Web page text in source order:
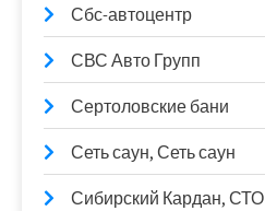
Сбс-автоцентр
СВС Авто Групп
Сертоловские бани
Сеть саун, Сеть саун
Сибирский Кардан, СТО